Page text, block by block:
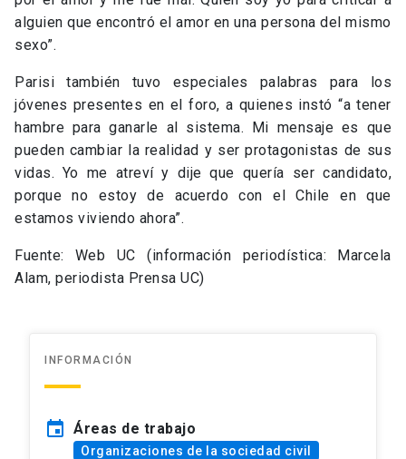
alguien que encontró el amor en una persona del mismo
sexo”.
Parisi también tuvo especiales palabras para los
jóvenes presentes en el foro, a quienes instó “a tener
hambre para ganarle al sistema. Mi mensaje es que
pueden cambiar la realidad y ser protagonistas de sus
vidas. Yo me atreví y dije que quería ser candidato,
porque no estoy de acuerdo con el Chile en que
estamos viviendo ahora”.
Fuente: Web UC (información periodística: Marcela
Alam, periodista Prensa UC)
INFORMACIÓN
event Áreas de trabajo
Organizaciones de la sociedad civil